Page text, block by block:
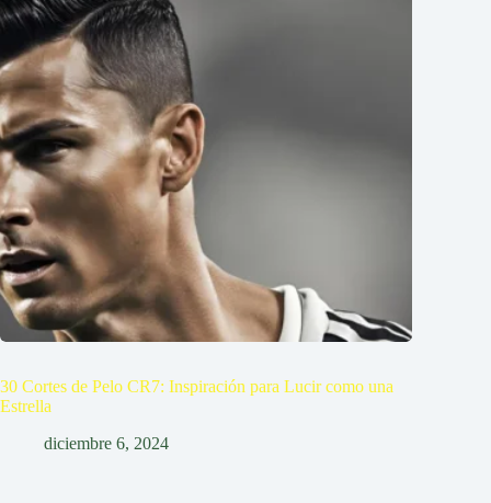
30 Cortes de Pelo CR7: Inspiración para Lucir como una
Estrella
diciembre 6, 2024